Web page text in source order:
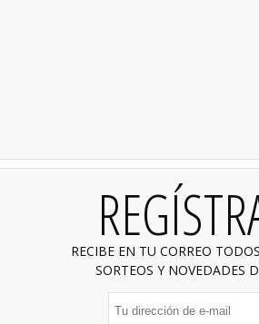
RECIBE EN TU CORREO
SORTEOS Y NOVEDADES